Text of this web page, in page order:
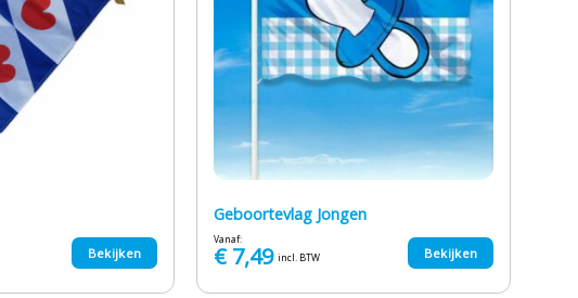
Bekijken
Geboortevlag Jongen
Vanaf:
€7,49 incl. BTW Bekijken